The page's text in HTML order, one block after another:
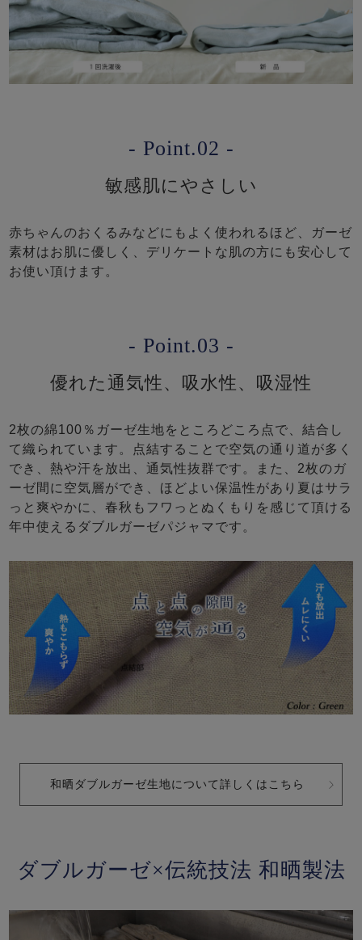
- Point.02 -
敏感肌にやさしい
赤ちゃんのおくるみなどにもよく使われるほど、ガーゼ
素材はお肌に優しく、デリケートな肌の方にも安心して
お使い頂けます。
- Point.03 -
優れた通気性、吸水性、吸湿性
2枚の綿100％ガーゼ生地をところどころ点で、結合し
て織られています。点結することで空気の通り道が多く
でき、熱や汗を放出、通気性抜群です。また、2枚のガ
ーゼ間に空気層ができ、ほどよい保温性があり夏はサラ
っと爽やかに、春秋もフワっとぬくもりを感じて頂ける
年中使えるダブルガーゼパジャマです。
和晒ダブルガーゼ生地について詳しくはこちら
ダブルガーゼ×伝統技法 和晒製法